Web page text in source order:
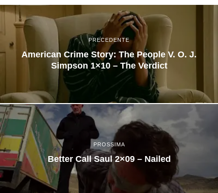
PRECEDENTE
American Crime Story: The People V. O. J.
Simpson 1×10 – The Verdict
PROSSIMA
Better Call Saul 2×09 – Nailed